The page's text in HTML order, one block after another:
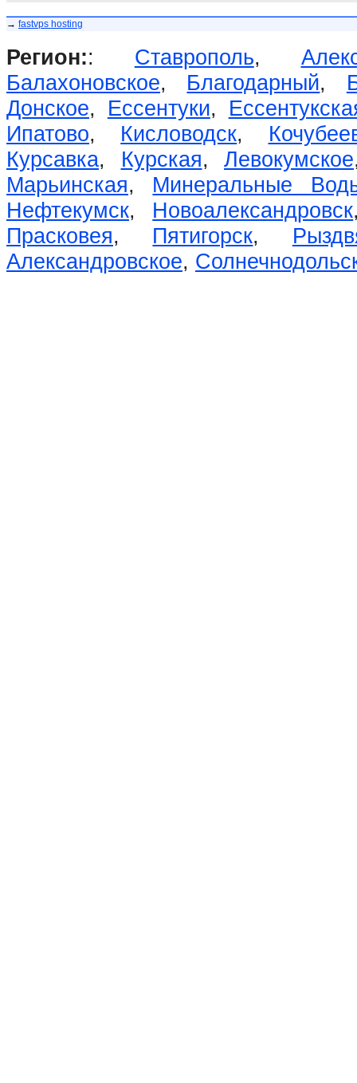
→ fastvps hosting
Регион:: Ставрополь,
Балахоновское, Благодарный,
Донское, Ессентуки,
Ипатово, Кисловодск,
Курсавка, Курская, Левокумское
Марьинская, Минеральные
Нефтекумск, Новоалександровск
Прасковея, Пятигорск,
Александровское,